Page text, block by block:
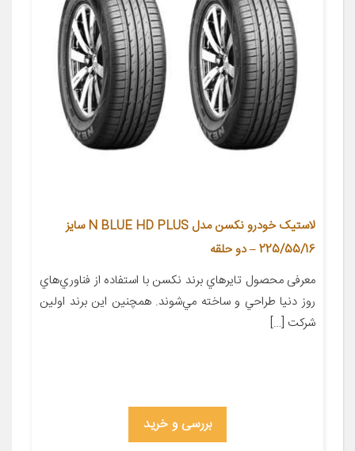
لاستیک خودرو نکسن مدل N BLUE HD PLUS سایز
225/55/16 – دو حلقه
معرفی محصول تايرهاي برند نکسن با استفاده از فناوري‌هاي
روز دنيا طراحي و ساخته مي‌شوند. همچنين اين برند اولين
شرکت […]
بررسی و خرید